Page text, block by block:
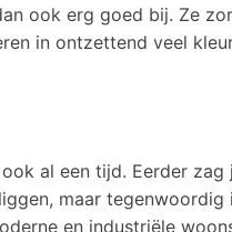
ook erg goed bij. Ze
in ontzettend veel
al een tijd. Eerder
maar
en industriële